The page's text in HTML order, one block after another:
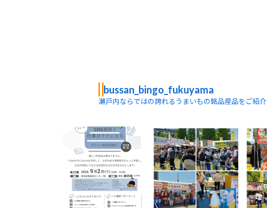
bussan_bingo_fukuyama
瀬戸内ならではの誇れるうまいもの銘品産品をご紹介